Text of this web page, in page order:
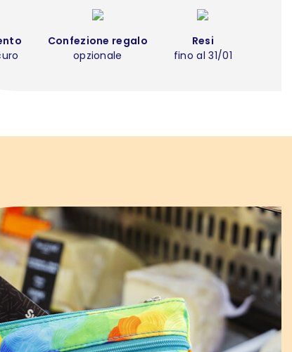
Confezione regalo
opzionale
Resi
fino al 31/01